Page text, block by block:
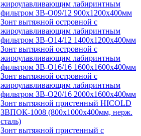
жироулавливающим лабиринтным
фильтром ЗВ-О09/12 900х1200х400мм
Зонт вытяжной островной с
жироулавливающим лабиринтным
фильтром ЗВ-О14/12 1400х1200х400мм
Зонт вытяжной островной с
жироулавливающим лабиринтным
фильтром ЗВ-О16/16 1600х1600х400мм
Зонт вытяжной островной с
жироулавливающим лабиринтным
фильтром ЗВ-О20/16 2000х1600х400мм
Зонт вытяжной пристенный HICOLD
ЗВПОК-1008 (800х1000х400мм, нерж.
сталь)
Зонт вытяжной пристенный с